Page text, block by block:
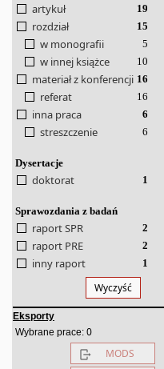
artykuł 19
rozdział 15
w monografii 5
w innej książce 10
materiał z konferencji 16
referat 16
inna praca 6
streszczenie 6
Dysertacje
doktorat 1
Sprawozdania z badań
raport SPR 2
raport PRE 2
inny raport 1
Wyczyść
Eksporty
Wybrane prace: 0
MODS